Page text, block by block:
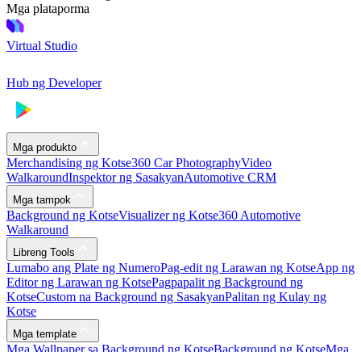
Mga plataporma
Virtual Studio
Hub ng Developer
Mga produkto
Merchandising ng Kotse360 Car PhotographyVideo
WalkaroundInspektor ng SasakyanAutomotive CRM
Mga tampok
Background ng KotseVisualizer ng Kotse360 Automotive
Walkaround
Libreng Tools
Lumabo ang Plate ng NumeroPag-edit ng Larawan ng KotseApp ng
Editor ng Larawan ng KotsePagpapalit ng Background ng
KotseCustom na Background ng SasakyanPalitan ng Kulay ng
Kotse
Mga template
Mga Wallpaper sa Background ng KotseBackground ng KotseMga